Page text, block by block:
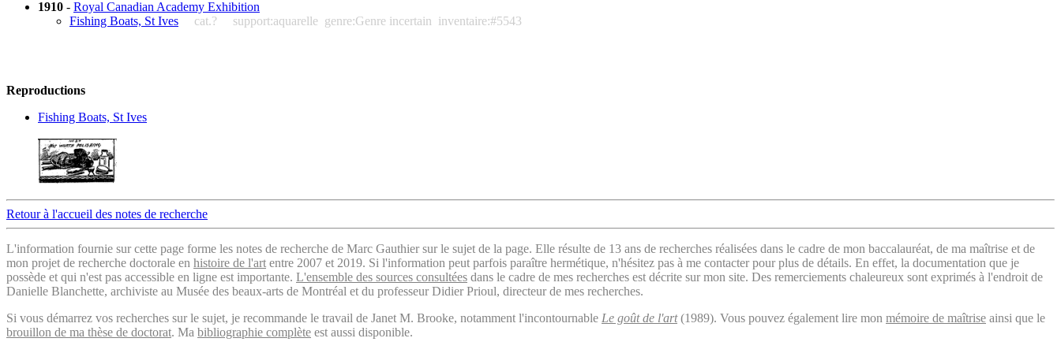
1910 - Royal Canadian Academy Exhibition
Fishing Boats, St Ives
cat.? support:aquarelle genre:Genre incertain inventaire:#5543
Reproductions
Fishing Boats, St Ives
Retour à l'accueil des notes de recherche
L'information fournie sur cette page forme les notes de recherche de Marc Gauthier sur le sujet de la page. Elle résulte de 13 ans de recherches réalisées dans le cadre de mon baccalauréat, de ma maîtrise et de
mon projet de recherche doctorale en histoire de l'art entre 2007 et 2019. Si l'information peut parfois paraître hermétique, n'hésitez pas à me contacter pour plus de détails. En effet, la documentation que je
possède et qui n'est pas accessible en ligne est importante. L'ensemble des sources consultées dans le cadre de mes recherches est décrite sur mon site. Des remerciements chaleureux sont exprimés à l'endroit de
Danielle Blanchette, archiviste au Musée des beaux-arts de Montréal et du professeur Didier Prioul, directeur de mes recherches.
Si vous démarrez vos recherches sur le sujet, je recommande le travail de Janet M. Brooke, notamment l'incontournable Le goût de l'art(1989). Vous pouvez également lire mon mémoire de maîtrise ainsi que le
brouillon de ma thèse de doctorat. Ma bibliographie complète est aussi disponible.